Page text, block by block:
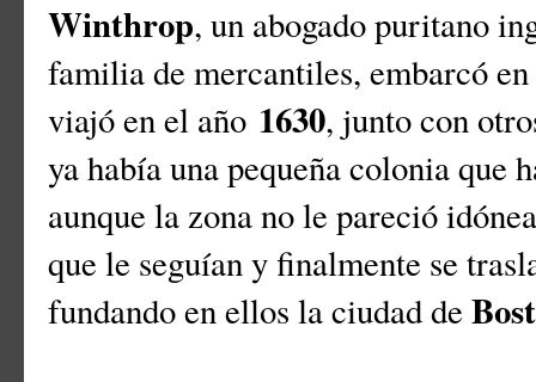
Winthrop, un abogado puritano
familia de mercantiles, embarcó
viajó en el año 1630, junto con
ya había una pequeña colonia que
aunque la zona no le pareció
que le seguían y finalmente se
fundando en ellos la ciudad de